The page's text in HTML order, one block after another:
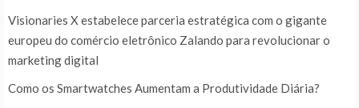
Visionaries X estabelece parceria estratégica com o gigante
europeu do comércio eletrônico Zalando para revolucionar o
marketing digital
Como os Smartwatches Aumentam a Produtividade Diária?